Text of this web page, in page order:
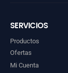
SERVICIOS
Productos
Ofertas
Mi Cuenta